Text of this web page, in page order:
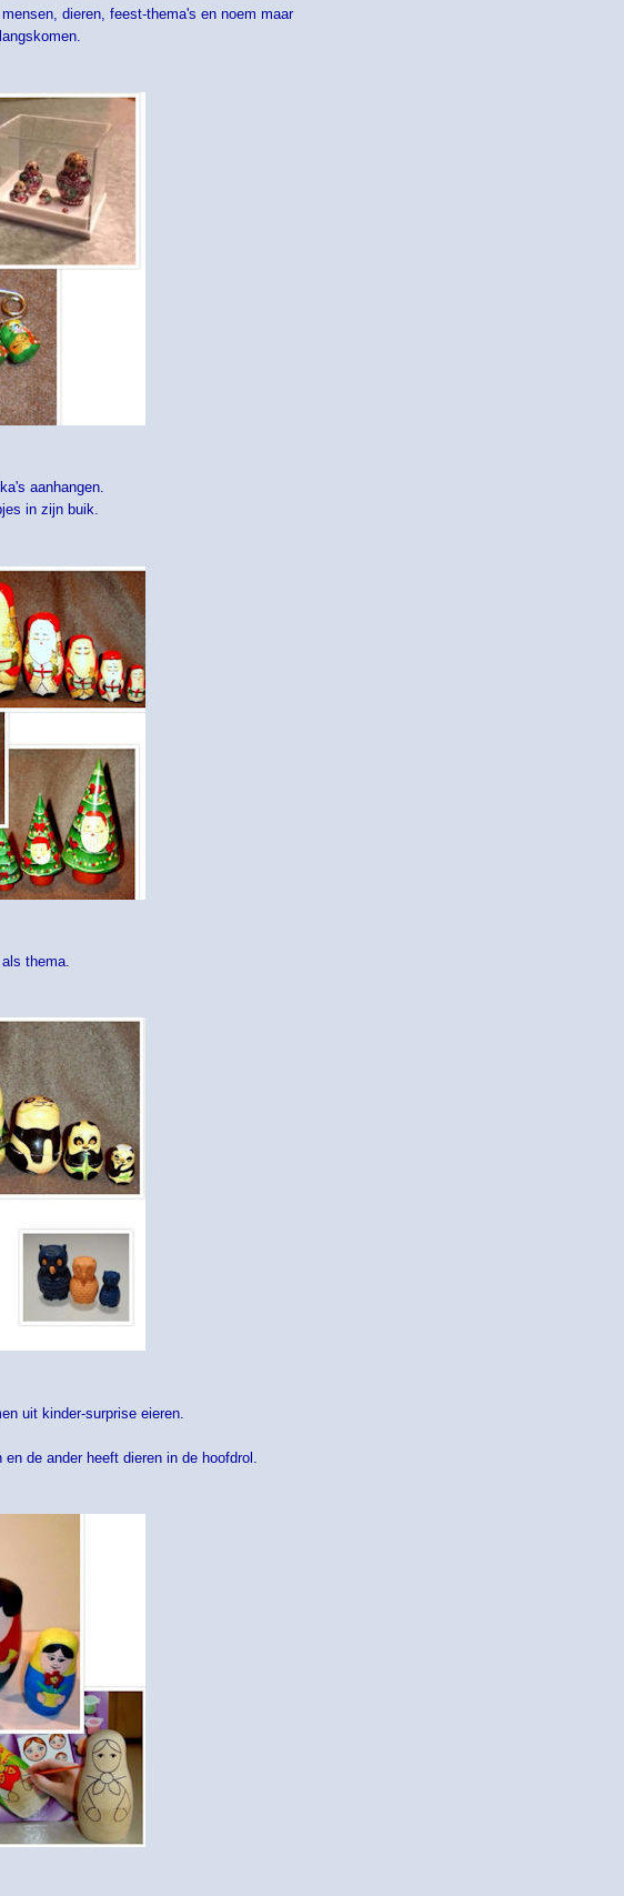
dieren, feest-thema's en noem maar
aanhangen.
in zijn buik.
thema.
uit kinder-surprise eieren.
de ander heeft dieren in de hoofdrol.